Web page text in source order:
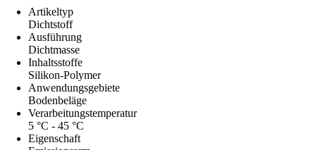
Artikeltyp
Dichtstoff
Ausführung
Dichtmasse
Inhaltsstoffe
Silikon-Polymer
Anwendungsgebiete
Bodenbeläge
Verarbeitungstemperatur
5 °C - 45 °C
Eigenschaft